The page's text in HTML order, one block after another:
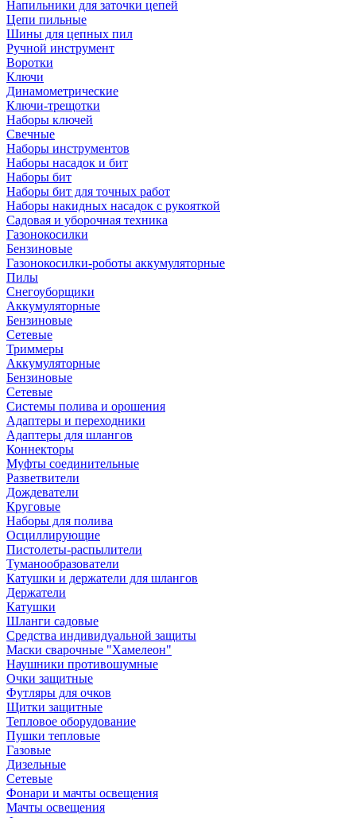
Напильники для заточки цепей
Цепи пильные
Шины для цепных пил
Ручной инструмент
Воротки
Ключи
Динамометрические
Ключи-трещотки
Наборы ключей
Свечные
Наборы инструментов
Наборы насадок и бит
Наборы бит
Наборы бит для точных работ
Наборы накидных насадок с рукояткой
Садовая и уборочная техника
Газонокосилки
Бензиновые
Газонокосилки-роботы аккумуляторные
Пилы
Снегоуборщики
Аккумуляторные
Бензиновые
Сетевые
Триммеры
Аккумуляторные
Бензиновые
Сетевые
Системы полива и орошения
Адаптеры и переходники
Адаптеры для шлангов
Коннекторы
Муфты соединительные
Разветвители
Дождеватели
Круговые
Наборы для полива
Осциллирующие
Пистолеты-распылители
Туманообразователи
Катушки и держатели для шлангов
Держатели
Катушки
Шланги садовые
Средства индивидуальной защиты
Маски сварочные "Хамелеон"
Наушники противошумные
Очки защитные
Футляры для очков
Щитки защитные
Тепловое оборудование
Пушки тепловые
Газовые
Дизельные
Сетевые
Фонари и мачты освещения
Мачты освещения